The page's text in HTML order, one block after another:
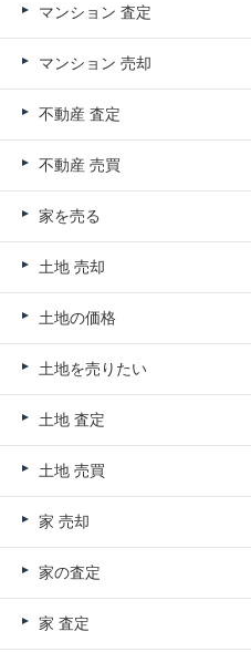
マンション 査定
マンション 売却
不動産 査定
不動産 売買
家を売る
土地 売却
土地の価格
土地を売りたい
土地 査定
土地 売買
家 売却
家の査定
家 査定